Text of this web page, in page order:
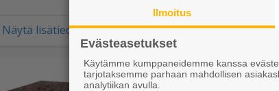
Näytä lisätiedot Näytä lisätiedot
Ilmoitus
Evästeasetukset
Käytämme kumppaneidemme kanssa
tarjotaksemme parhaan mahdollisen
analytiikan avulla.